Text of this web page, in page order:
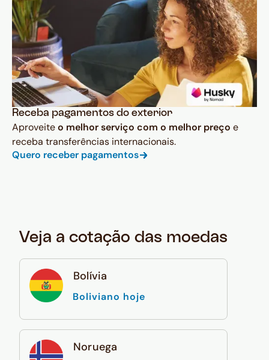
Receba pagamentos do exterior
Aproveiteo melhor serviço com o melhor preço e
receba transferências internacionais.
Quero receber pagamentos
Veja a cotação das moedas
Bolívia
Boliviano hoje
Noruega